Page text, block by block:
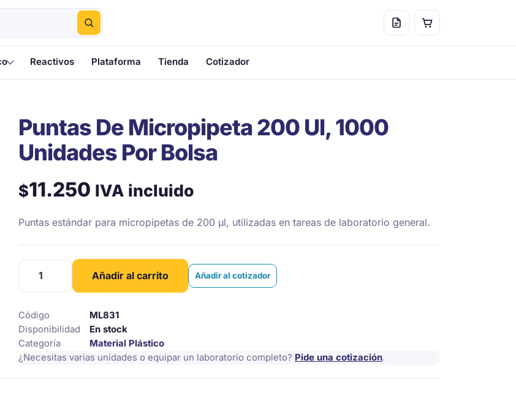
Reactivos Plataforma Tienda Cotizador
Puntas De Micropipeta 200 Ul, 1000
Unidades Por Bolsa
$11.250 IVA incluido
Puntas estándar para micropipetas de 200 µl, utilizadas en tareas de laboratorio general.
Puntas
200
Ul,
1000
Unidades
Añadir al carrito Añadir al cotizador
Código
ML831
Disponibilidad
En stock
Categoría
Material Plástico
¿Necesitas varias unidades o equipar un laboratorio completo? Pide una cotización.